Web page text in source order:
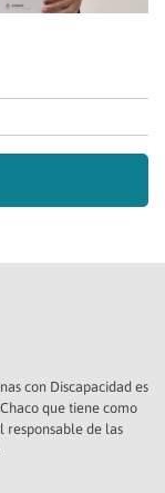
con Discapacidad es
que tiene como
responsable de las